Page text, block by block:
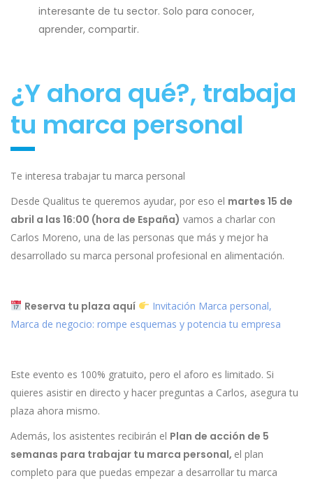
interesante de tu sector. Solo para conocer,
aprender, compartir.
¿Y ahora qué?, trabaja
tu marca personal
Te interesa trabajar tu marca personal
Desde Qualitus te queremos ayudar, por eso el martes 15 de
abril a las 16:00 (hora de España) vamos a charlar con
Carlos Moreno, una de las personas que más y mejor ha
desarrollado su marca personal profesional en alimentación.
Reserva tu plaza aquí
Invitación Marca personal,
Marca de negocio: rompe esquemas y potencia tu empresa
Este evento es 100% gratuito, pero el aforo es limitado. Si
quieres asistir en directo y hacer preguntas a Carlos, asegura tu
plaza ahora mismo.
Además, los asistentes recibirán el Plan de acción de 5
semanas para trabajar tu marca personal, el plan
completo para que puedas empezar a desarrollar tu marca